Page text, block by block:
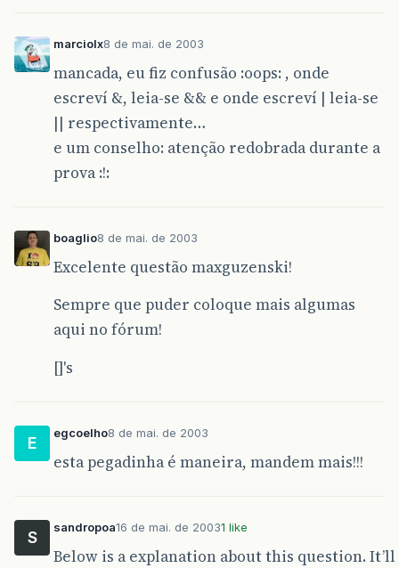
marciolx8 de mai. de 2003
mancada, eu fiz confusão :oops: , onde
escreví &, leia-se && e onde escreví | leia-se
|| respectivamente…
e um conselho: atenção redobrada durante a
prova :!:
boaglio8 de mai. de 2003
Excelente questão maxguzenski!
Sempre que puder coloque mais algumas
aqui no fórum!
[]'s
E
egcoelho8 de mai. de 2003
esta pegadinha é maneira, mandem mais!!!
S
sandropoa16 de mai. de 20031 like
Below is a explanation about this question.